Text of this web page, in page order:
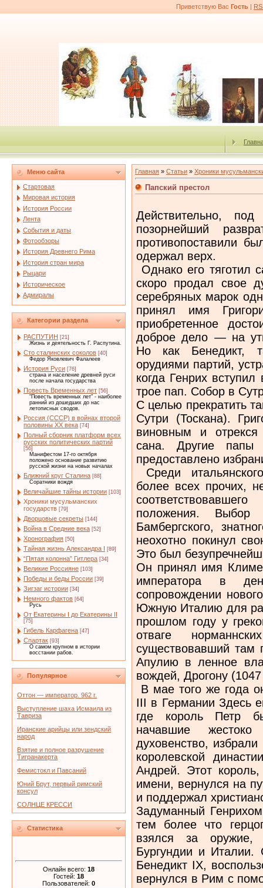
Приветствую Вас Гость |
Меню сайта
Стартовая
Мировая история
История России
Лента
События и даты
Фотообзоры
История Древнего Рима
История стран мира
Рыцари
Историческое
Адмиралы
Категории раздела
РАСПУТИН [21]
Жизнь и деятельность Г. Распутина.
Сто сталинских соколов [40]
Федор Яковлевич Фалалеев
История Руси [76]
страна и население древней руси
после начала государства
Повесть Временных лет [56]
"Повесть временных лет" - наиболее
ранний из дошедших до нас
летописных сводов.
Россия (СССР) в войнах второй
половины XX века [74]
Полный сборник платформ всех
русских политических партий
[56]
Манифестом 17-го октября
положено основание развитию
русской жизни на новых началах
Ближний круг Сталина [88]
Соратники вождя
Величайшие тайны истории [103]
Хроники мусульманских
государств [79]
Дворцовые секреты [144]
Война в Средние века [52]
Хронография [50]
Тайная жизнь Александра I [89]
“Пятая колонна” Гитлера [34]
Великие Россияне [103]
Победы и беды России [39]
Зигзаг истории [34]
Немного фактов [64]
Русь
От Екатерины I до Екатерины II
[75]
Гибель Карфагена [47]
Спартак [93]
О самом крупном в истории
восстании рабов.
Популярное
Оттон — император. 962 г.
Выступление шаха Исмаила из
Тавриза
Иранские арийцы или зендский
народ
Взятие и полное разрушение
Тигранакерта
Фемистокл и Павсаний
Юний Брут, первый римский
консул
СОЛНЦЕ КРЕССИ
Статистика
Онлайн всего: 18
Гостей: 18
Пользователей: 0
Главная » Статьи » Хроники
Папский престол
Действительно,
позорнейший
противопоставили
одержал верх.
Однако его тяготил
скоро продал свое
серебряных марок
принял имя
приобретенное
доброе дело — на
Но как Бенедикт,
орудиями партий,
когда Генрих
трое пап. Собор в
С целью прекратить
Сутри (Тоскана).
виновным и отрекся
сана. Другие
предоставлено
Среди
более всех прочих,
положения.
Бамбергского,
неохотно покинул
Это был
Он принял имя
императора в
сопровождении
Южную Италию для
прошлом году у
отваге
существовавший там
Апулию в ленное
вождей, Дрогону (1047
В мае того же года
III в Германии Здесь
где король Петр
начавшие
духовенство,
королевской
Андрей. Этот
имени, вернулся на
и поддержал
Задуманный
тем более что
взялся за
Бургундии и Италии.
Бенедикт IX,
вернулся в Рим с